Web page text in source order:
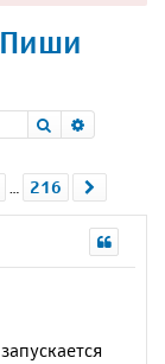
Пиши
Поиск
216